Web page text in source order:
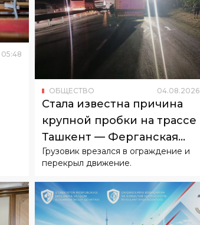
05:48
ОБЩЕСТВО 04.08.2026
Стала известна причина
крупной пробки на трассе
Ташкент — Ферганская
долина
Грузовик врезался в ограждение и
перекрыл движение.